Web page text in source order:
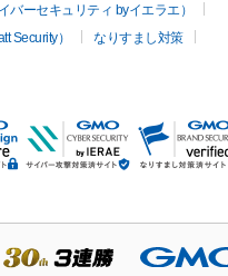
バーセキュリティ byイエラエ）
Security）
なりすまし対策